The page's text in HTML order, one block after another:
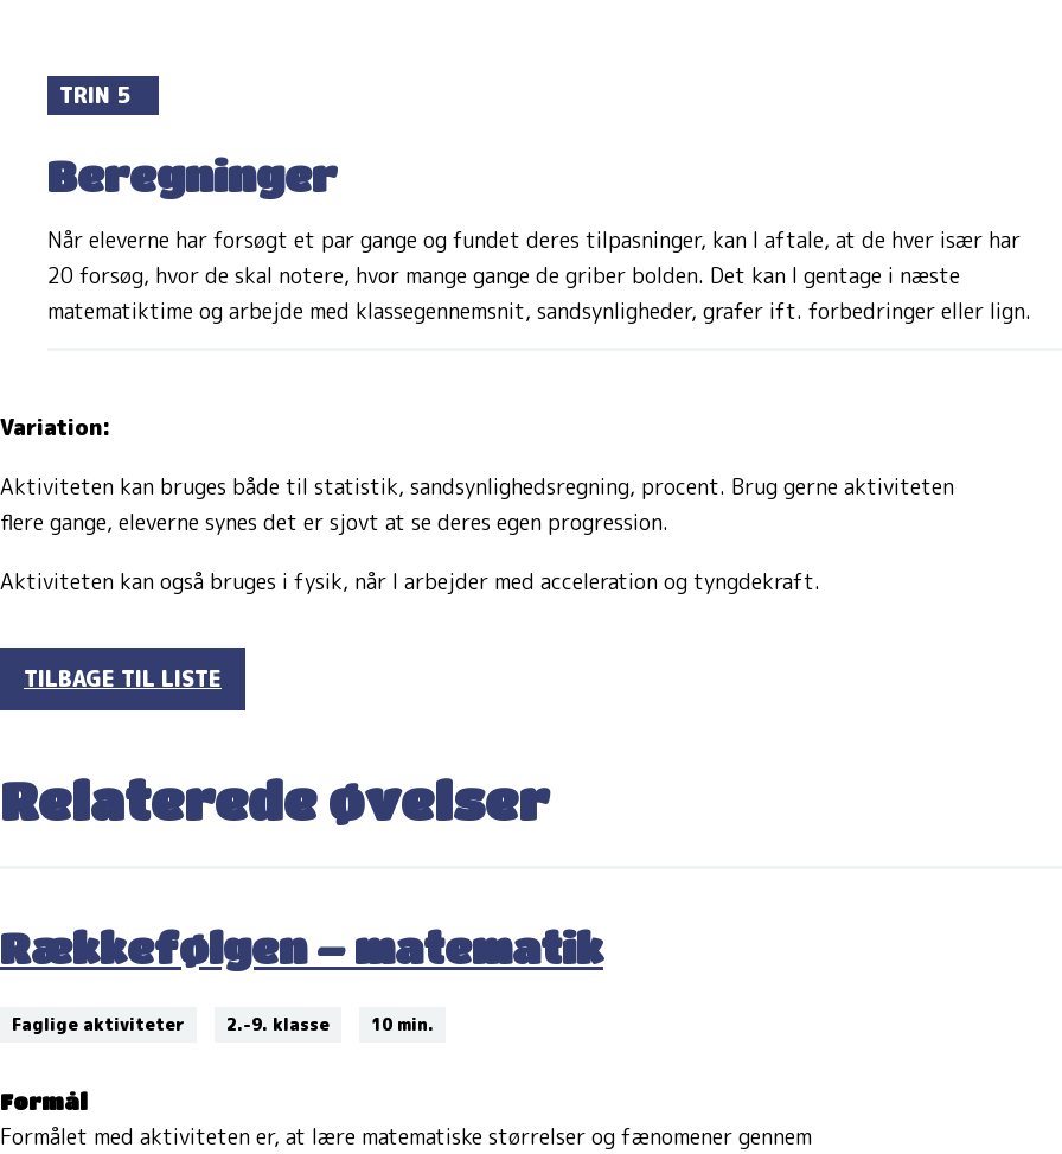
TRIN 5
Beregninger
Når eleverne har forsøgt et par gange og fundet deres tilpasninger, kan I aftale, at de hver især har
20 forsøg, hvor de skal notere, hvor mange gange de griber bolden. Det kan I gentage i næste
matematiktime og arbejde med klassegennemsnit, sandsynligheder, grafer ift. forbedringer eller lign.
Variation:
Aktiviteten kan bruges både til statistik, sandsynlighedsregning, procent. Brug gerne aktiviteten
flere gange, eleverne synes det er sjovt at se deres egen progression.
Aktiviteten kan også bruges i fysik, når I arbejder med acceleration og tyngdekraft.
TILBAGE TIL LISTE
Relaterede øvelser
Rækkefølgen – matematik
Faglige aktiviteter 2.-9. klasse 10 min.
Formål
Formålet med aktiviteten er, at lære matematiske størrelser og fænomener gennem